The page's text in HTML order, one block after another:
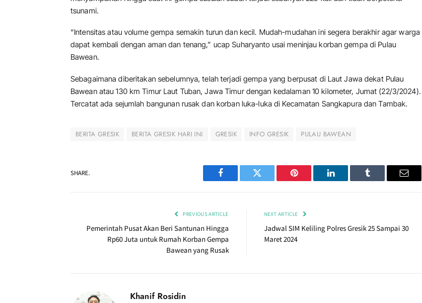
tsunami.
“Intensitas atau volume gempa semakin turun dan kecil. Mudah-mudahan ini segera berakhir agar warga
dapat kembali dengan aman dan tenang,” ucap Suharyanto usai meninjau korban gempa di Pulau
Bawean.
Sebagaimana diberitakan sebelumnya, telah terjadi gempa yang berpusat di Laut Jawa dekat Pulau
Bawean atau 130 km Timur Laut Tuban, Jawa Timur dengan kedalaman 10 kilometer, Jumat (22/3/2024).
Tercatat ada sejumlah bangunan rusak dan korban luka-luka di Kecamatan Sangkapura dan Tambak.
BERITA GRESIK BERITA GRESIK HARI INI GRESIK INFO GRESIK PULAU BAWEAN
SHARE.
Facebook Twitter Pinterest LinkedIn Tumblr Email
PREVIOUS ARTICLE
Pemerintah Pusat Akan Beri Santunan Hingga
Rp60 Juta untuk Rumah Korban Gempa
Bawean yang Rusak
NEXT ARTICLE
Jadwal SIM Keliling Polres Gresik 25 Sampai 30
Maret 2024
Khanif Rosidin